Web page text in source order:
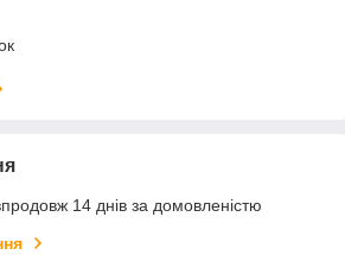
14 днів за домовленістю